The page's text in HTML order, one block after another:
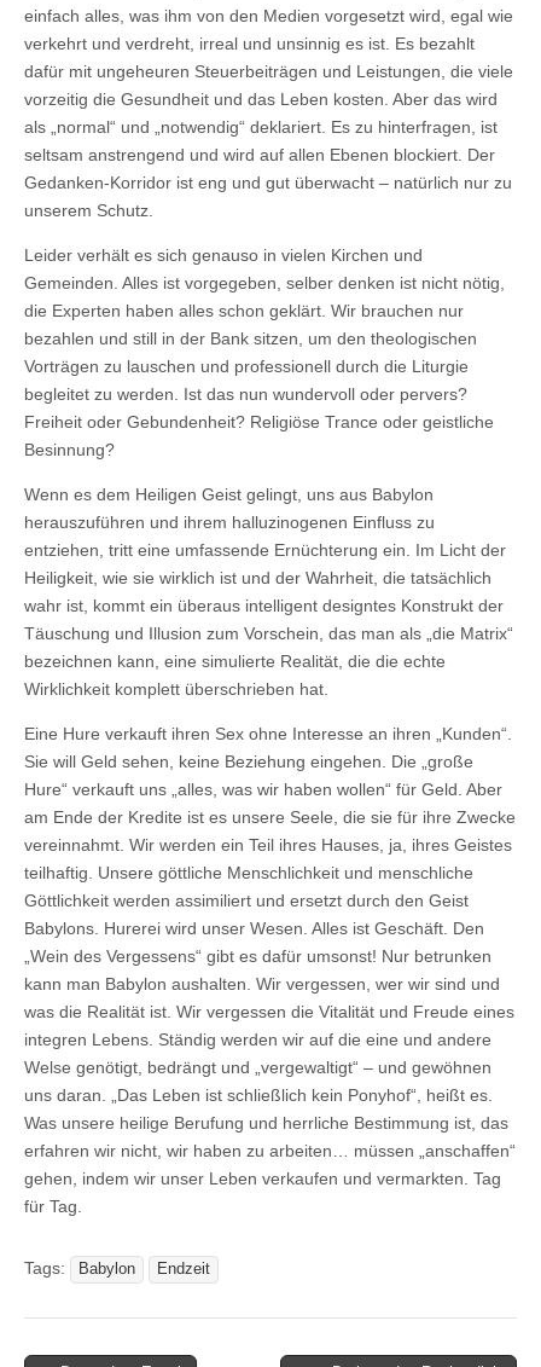
einfach alles, was ihm von den Medien vorgesetzt wird, egal wie
verkehrt und verdreht, irreal und unsinnig es ist. Es bezahlt
dafür mit ungeheuren Steuerbeiträgen und Leistungen, die viele
vorzeitig die Gesundheit und das Leben kosten. Aber das wird
als „normal“ und „notwendig“ deklariert. Es zu hinterfragen, ist
seltsam anstrengend und wird auf allen Ebenen blockiert. Der
Gedanken-Korridor ist eng und gut überwacht – natürlich nur zu
unserem Schutz.
Leider verhält es sich genauso in vielen Kirchen und
Gemeinden. Alles ist vorgegeben, selber denken ist nicht nötig,
die Experten haben alles schon geklärt. Wir brauchen nur
bezahlen und still in der Bank sitzen, um den theologischen
Vorträgen zu lauschen und professionell durch die Liturgie
begleitet zu werden. Ist das nun wundervoll oder pervers?
Freiheit oder Gebundenheit? Religiöse Trance oder geistliche
Besinnung?
Wenn es dem Heiligen Geist gelingt, uns aus Babylon
herauszuführen und ihrem halluzinogenen Einfluss zu
entziehen, tritt eine umfassende Ernüchterung ein. Im Licht der
Heiligkeit, wie sie wirklich ist und der Wahrheit, die tatsächlich
wahr ist, kommt ein überaus intelligent designtes Konstrukt der
Täuschung und Illusion zum Vorschein, das man als „die Matrix“
bezeichnen kann, eine simulierte Realität, die die echte
Wirklichkeit komplett überschrieben hat.
Eine Hure verkauft ihren Sex ohne Interesse an ihren „Kunden“.
Sie will Geld sehen, keine Beziehung eingehen. Die „große
Hure“ verkauft uns „alles, was wir haben wollen“ für Geld. Aber
am Ende der Kredite ist es unsere Seele, die sie für ihre Zwecke
vereinnahmt. Wir werden ein Teil ihres Hauses, ja, ihres Geistes
teilhaftig. Unsere göttliche Menschlichkeit und menschliche
Göttlichkeit werden assimiliert und ersetzt durch den Geist
Babylons. Hurerei wird unser Wesen. Alles ist Geschäft. Den
„Wein des Vergessens“ gibt es dafür umsonst! Nur betrunken
kann man Babylon aushalten. Wir vergessen, wer wir sind und
was die Realität ist. Wir vergessen die Vitalität und Freude eines
integren Lebens. Ständig werden wir auf die eine und andere
Welse genötigt, bedrängt und „vergewaltigt“ – und gewöhnen
uns daran. „Das Leben ist schließlich kein Ponyhof“, heißt es.
Was unsere heilige Berufung und herrliche Bestimmung ist, das
erfahren wir nicht, wir haben zu arbeiten… müssen „anschaffen“
gehen, indem wir unser Leben verkaufen und vermarkten. Tag
für Tag.
Tags: Babylon Endzeit